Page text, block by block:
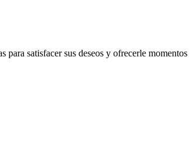
para satisfacer sus deseos y ofrecerle momentos